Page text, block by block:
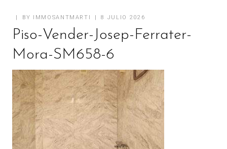
BY IMMOSANTMARTI 8 JULIO 2026
Piso-Vender-Josep-Ferrater-
Mora-SM658-6